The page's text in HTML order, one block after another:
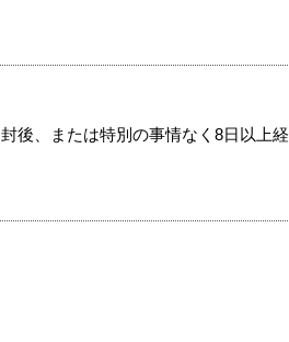
後、または特別の事情なく8日以上経